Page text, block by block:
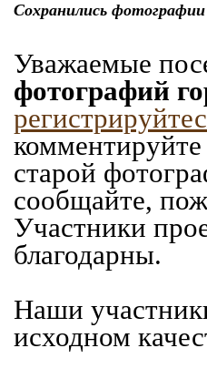
Сохранились
Уважаемые
фотографий
старой
сообщайте,
Участники
благодарны.
Наши
исходном